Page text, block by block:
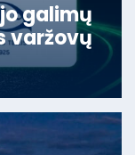
galimų
varžovų